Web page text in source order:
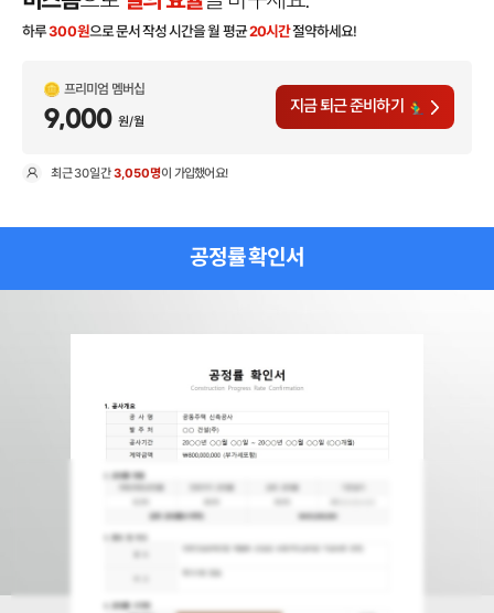
하루300원으로 문서 작성 시간을 월 평균20시간절약하세요!
프리미엄 멤버십
9,000 원/월
지금 퇴근 준비하기
최근30일간3,050명이 가입했어요!
공정률 확인서